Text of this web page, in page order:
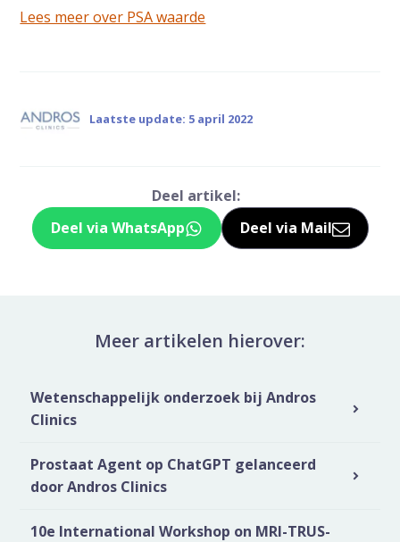
Lees meer over PSA waarde
Laatste update: 5 april 2022
Deel artikel:
Deel via WhatsApp
Deel dit via Whatsapp
Deel via Mail
Delen via de
Meer artikelen hierover:
Wetenschappelijk onderzoek bij Andros
Clinics
Prostaat Agent op ChatGPT gelanceerd
door Andros Clinics
10e International Workshop on MRI-TRUS-